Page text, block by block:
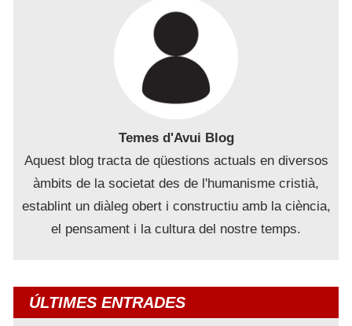
Temes d'Avui Blog
Aquest blog tracta de qüestions actuals en diversos
àmbits de la societat des de l'humanisme cristià,
establint un diàleg obert i constructiu amb la ciència,
el pensament i la cultura del nostre temps.
ÚLTIMES ENTRADES